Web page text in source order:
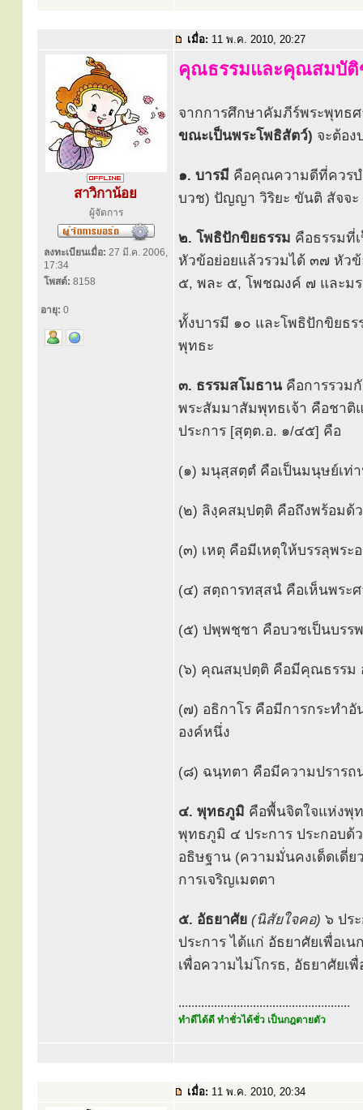
เมื่อ: 11 พ.ค. 2010, 20:27
สาวิกาน้อย
ผู้จัดการ
ลงทะเบียนเมื่อ: 27 มี.ค. 2006,
17:34
โพสต์: 8158
อายุ: 0
คุณธรรมและคุณสมบัติ
จากการศึกษาคัมภีร์พระพุทธ
ขณะเป็นพระโพธิสัตว์) จะต้อ
๑. บารมี คือคุณความดีที่ควรบ
บวช) ปัญญา วิริยะ ขันติ สัจจะ
๒. โพธิปักขิยธรรม คือธรรมที่
หัวข้อย่อยแล้วรวมได้ ๓๗ หัว
๕, พละ ๕, โพชฌงค์ ๗ และม
ทั้งบารมี ๑๐ และโพธิปักขิยธร
พุทธะ
๓. ธรรมสโมธานคือการรวม
พระสัมมาสัมพุทธเจ้า คือชาติ
ประการ [สุตฺต.อ. ๑/๔๕] คือ
(๑) มนุสฺสตฺตํ คือเป็นมนุษย์เท่
(๒) ลิงฺคสมฺปตฺติ คือถึงพร้อมด้
(๓) เหตุ คือมีเหตุให้บรรลุพร
(๔) สตฺถารทสฺสนํ คือเห็นพระ
(๕) ปพฺพชฺชา คือบวชเป็นบรร
(๖) คุณสมฺปตฺติ คือมีคุณธรรม
(๗) อธิกาโร คือมีการกระทำ
องค์หนึ่ง
(๘) ฉนฺทตา คือมีความปรารถ
๔. พุทธภูมิ คือพื้นจิตใจแห่งพุ
พุทธภูมิ ๔ ประการ ประกอบด้
อธิษฐาน (ความมั่นคงเด็ดเดี่
การเจริญเมตตา
๕. อัธยาศัย (นิสัยใจคอ) ๖ ปร
ประการ ได้แก่ อัธยาศัยเพื่อเ
เพื่อความไม่โกรธ, อัธยาศัยเ
.....................................................
ทำดีได้ดี ทำชั่วได้ชั่ว เป็นกฎตายตัว
เมื่อ: 11 พ.ค. 2010, 20:34